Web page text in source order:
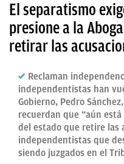
El separatismo
presione a la
retirar las
Reclaman
independentistas han
Gobierno, Pedro
recuerdan que “aún
del estado que retire las
independentistas que
siendo juzgados en el